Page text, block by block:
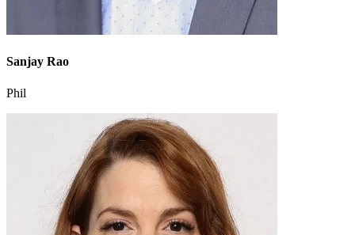
Sanjay Rao
Phil